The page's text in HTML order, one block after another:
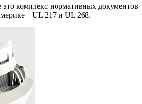
комплекс нормативных документов
– UL 217 и UL 268.